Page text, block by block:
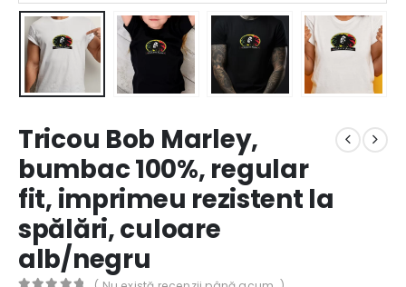
Tricou Bob Marley,
bumbac 100%, regular
fit, imprimeu rezistent la
spălări, culoare
alb/negru